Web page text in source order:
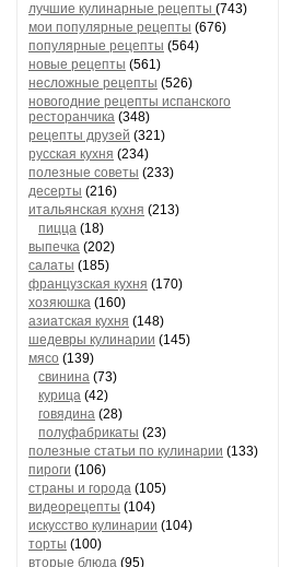
лучшие кулинарные рецепты (743)
мои популярные рецепты (676)
популярные рецепты (564)
новые рецепты (561)
несложные рецепты (526)
новогодние рецепты испанского
ресторанчика (348)
рецепты друзей (321)
русская кухня (234)
полезные советы (233)
десерты (216)
итальянская кухня (213)
пицца (18)
выпечка (202)
салаты (185)
французская кухня (170)
хозяюшка (160)
азиатская кухня (148)
шедевры кулинарии (145)
мясо (139)
свинина (73)
курица (42)
говядина (28)
полуфабрикаты (23)
полезные статьи по кулинарии (133)
пироги (106)
страны и города (105)
видеорецепты (104)
искусство кулинарии (104)
торты (100)
вторые блюда (95)